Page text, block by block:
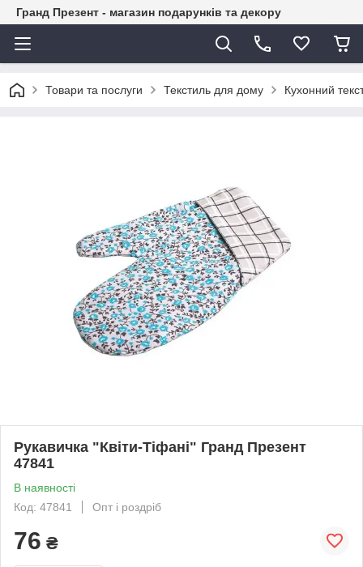
Гранд Презент - магазин подарунків та декору
Товари та послуги Текстиль для дому Кухонний
Рукавичка "Квіти-Тіфані" Гранд Презент
47841
В наявності
Код: 47841
Опт і роздріб
76 ₴